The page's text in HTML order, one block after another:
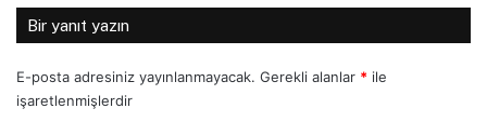
Bir yanıt yazın
E-posta adresiniz yayınlanmayacak. Gerekli alanlar * ile
işaretlenmişlerdir